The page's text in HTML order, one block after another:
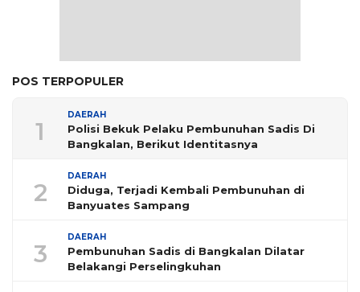
POS TERPOPULER
1
DAERAH
Polisi Bekuk Pelaku Pembunuhan Sadis Di
Bangkalan, Berikut Identitasnya
2
DAERAH
Diduga, Terjadi Kembali Pembunuhan di
Banyuates Sampang
3
DAERAH
Pembunuhan Sadis di Bangkalan Dilatar
Belakangi Perselingkuhan